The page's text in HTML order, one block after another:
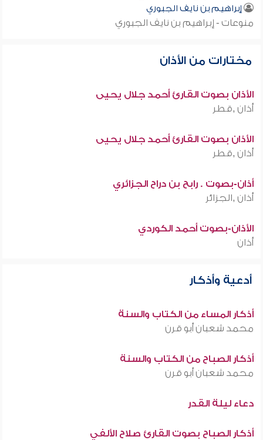
إبراهيم بن نايف الجبوري
منوعات - إبراهيم بن نايف الجبوري
مختارات من الأذان
الأذان بصوت القارئ أحمد جلال يحيى
أذان ,قطر
الأذان بصوت القارئ أحمد جلال يحيى
أذان ,قطر
أذان-بصوت . رابح بن دراح الجزائري
أذان ,الجزائر
الأذان-بصوت أحمد الكوردي
أذان
أدعية وأذكار
أذكار المساء من الكتاب والسنة
محمد شعبان أبو قرن
أذكار الصباح من الكتاب والسنة
محمد شعبان أبو قرن
دعاء ليلة القدر
أذكار الصباح بصوت القارئ صلاح الألفي